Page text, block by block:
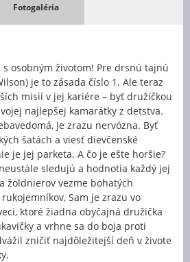
Fotogaléria
osobným životom! Pre drsnú tajnú
je to zásada číslo 1. Ale teraz
misií v jej kariére – byť družičkou
najlepšej kamarátky z detstva.
je zrazu nervózna. Byť
šatách a viesť dievčenské
je jej parketa. A čo je ešte horšie?
sledujú a hodnotia každý jej
žoldnierov vezme bohatých
Sam je zrazu vo
ktoré žiadna obyčajná družička
a vrhne sa do boja proti
zničiť najdôležitejší deň v živote